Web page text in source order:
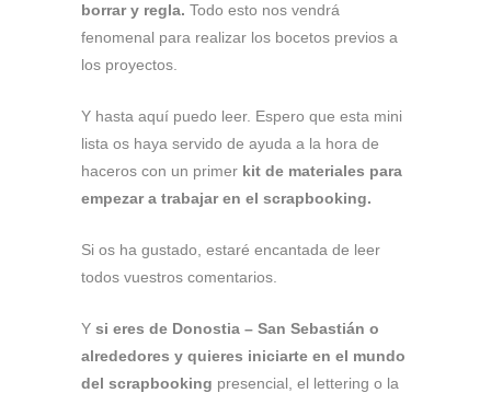
borrar y regla. Todo esto nos vendrá
fenomenal para realizar los bocetos previos a
los proyectos.
Y hasta aquí puedo leer. Espero que esta mini
lista os haya servido de ayuda a la hora de
haceros con un primer kit de materiales para
empezar a trabajar en el scrapbooking.
Si os ha gustado, estaré encantada de leer
todos vuestros comentarios.
Y si eres de Donostia – San Sebastián o
alrededores y quieres iniciarte en el mundo
del scrapbooking presencial, el lettering o la